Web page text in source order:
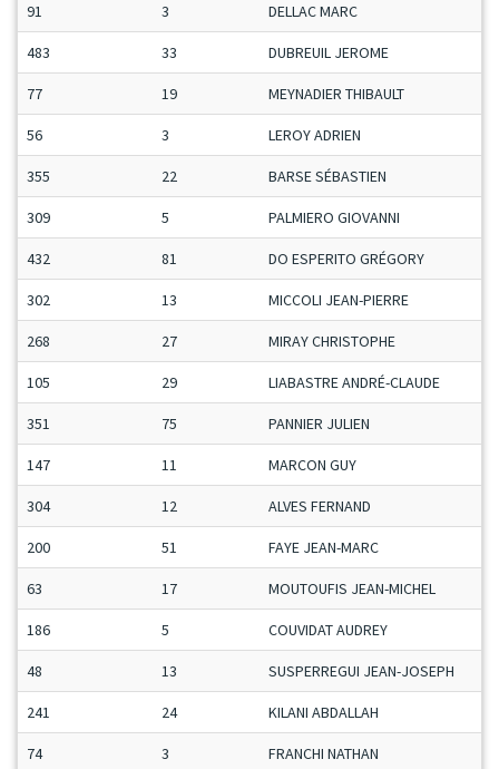
91 3 DELLAC MARC
483 33 DUBREUIL JEROME
77 19 MEYNADIER THIBAULT
56 3 LEROY ADRIEN
355 22 BARSE SÉBASTIEN
309 5 PALMIERO GIOVANNI
432 81 DO ESPERITO GRÉGORY
302 13 MICCOLI JEAN-PIERRE
268 27 MIRAY CHRISTOPHE
105 29 LIABASTRE ANDRÉ-CLAUDE
351 75 PANNIER JULIEN
147 11 MARCON GUY
304 12 ALVES FERNAND
200 51 FAYE JEAN-MARC
63 17 MOUTOUFIS JEAN-MICHEL
186 5 COUVIDAT AUDREY
48 13 SUSPERREGUI JEAN-JOSEPH
241 24 KILANI ABDALLAH
74 3 FRANCHI NATHAN